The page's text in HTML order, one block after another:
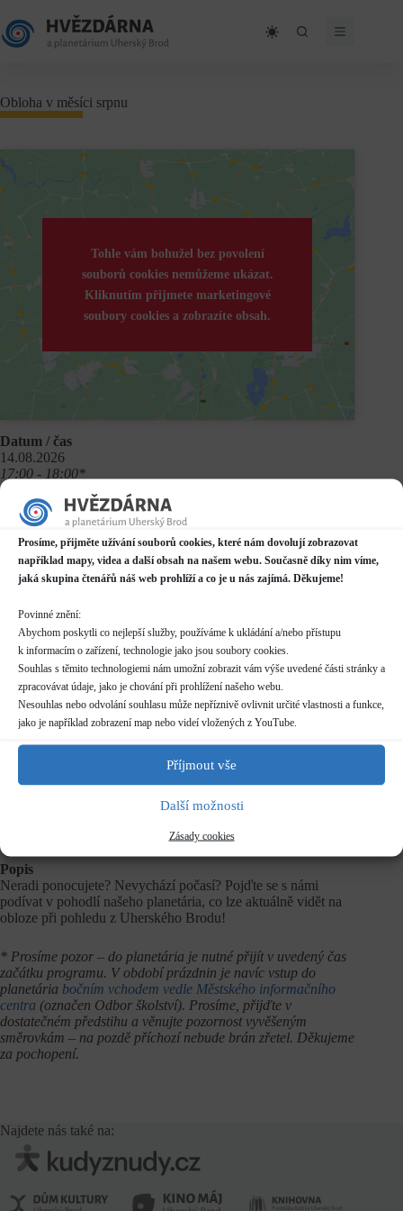
Prosíme, přijměte užívání souborů cookies, které nám dovolují zobrazovat
například mapy, videa a další obsah na našem webu. Současně díky nim víme,
jaká skupina čtenářů náš web prohlíží a co je u nás zajímá. Děkujeme!
Povinné znění:
Abychom poskytli co nejlepší služby, používáme k ukládání a/nebo přístupu
k informacím o zařízení, technologie jako jsou soubory cookies.
Souhlas s těmito technologiemi nám umožní zobrazit vám výše uvedené části stránky a
zpracovávat údaje, jako je chování při prohlížení našeho webu.
Nesouhlas nebo odvolání souhlasu může nepříznivě ovlivnit určité vlastnosti a funkce,
jako je například zobrazení map nebo videí vložených z YouTube.
Příjmout vše
Další možnosti
Zásady cookies
to
content
Obloha v měsíci srpnu
Tohle vám bohužel bez povolení
souborů cookies nemůžeme ukázat.
Kliknutím přijmete marketingové
soubory cookies a zobrazíte obsah.
Datum / čas
14.08.2026
17:00 - 18:00*
Místo konání
Planetárium v Domě kultury
Mariánské náměstí 2187, Uherský Brod
Další informace o dostupnosti a parkování
Kategorie
Pravidelné akce
Rezervace
skupiny více než 10 osob nutno hlásit předem (telefon/email)
pro skupiny více než 20 osob nutno dohodnout individuální
termín
dle běžnéhoceníku
Popis
Neradi ponocujete? Nevychází počasí? Pojďte se s námi
podívat v pohodlí našeho planetária, co lze aktuálně vidět na
obloze při pohledu z Uherského Brodu!
* Prosíme pozor – do planetária je nutné přijít v uvedený čas
začátku programu. V období prázdnin je navíc vstup do
planetária bočním vchodem vedle Městského informačního
centra (označen Odbor školství). Prosíme, přijďte v
dostatečném předstihu a věnujte pozornost vyvěšeným
směrovkám – na pozdě příchozí nebude brán zřetel. Děkujeme
za pochopení.
Najdete nás také na: